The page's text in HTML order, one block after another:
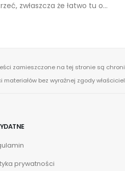
zwłaszcza że łatwo tu o...
zamieszczone na tej stronie są
bez wyraźnej zgody
prywatności